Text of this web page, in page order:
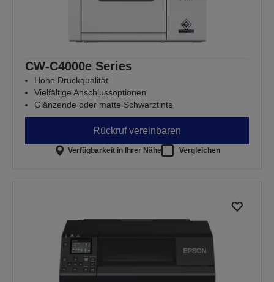
CW-C4000e Series
Hohe Druckqualität
Vielfältige Anschlussoptionen
Glänzende oder matte Schwarztinte
Rückruf vereinbaren
Verfügbarkeit in Ihrer Nähe Vergleichen